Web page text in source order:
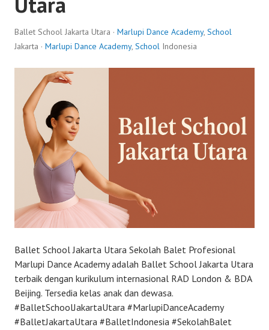
Ballet School Jakarta Utara · Marlupi Dance Academy, School
Jakarta · Marlupi Dance Academy, School Indonesia
Ballet School Jakarta Utara Sekolah Balet Profesional
Marlupi Dance Academy adalah Ballet School Jakarta Utara
terbaik dengan kurikulum internasional RAD London & BDA
Beijing. Tersedia kelas anak dan dewasa.
#BalletSchoolJakartaUtara #MarlupiDanceAcademy
#BalletJakartaUtara #BalletIndonesia #SekolahBalet